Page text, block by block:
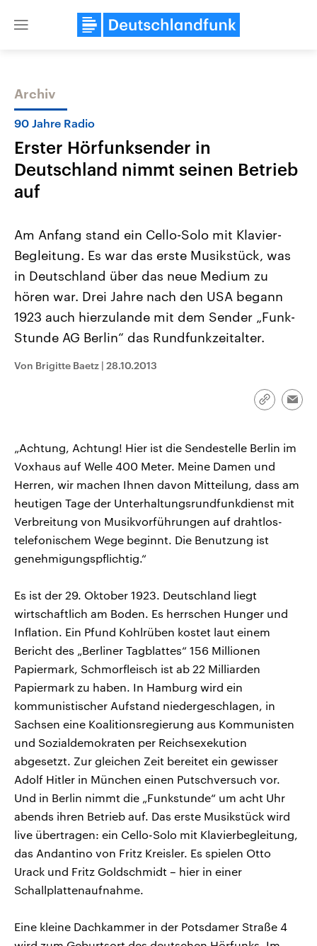
Close
Themen
2026
Alle Informationen
Sachsen-Anhalt wählt am 6.
September 2026 einen neuen
Landtag. Seit 2021 wird das
Bundesland von einer Koalition aus
Umfragen, Prognosen,
und Hintergründe zu den Parteien
und Kandidaten der anstehenden
Aktuelle Beiträge,
Hintergründe
Wirtschaftlich und
gehören die Vereinigten
den mächtigsten Ländern
mit großem Einfluss auf
aktuelle Weltgeschehen.
Archiv
90 Jahre Radio
Erster Hörfunksender in
Deutschland nimmt seinen Betrieb
auf
Am Anfang stand ein Cello-Solo mit Klavier-
Begleitung. Es war das erste Musikstück, was
in Deutschland über das neue Medium zu
hören war. Drei Jahre nach den USA begann
1923 auch hierzulande mit dem Sender „Funk-
Stunde AG Berlin“ das Rundfunkzeitalter.
Von Brigitte Baetz | 28.10.2013
Link
„Achtung, Achtung! Hier ist die Sendestelle Berlin im
Voxhaus auf Welle 400 Meter. Meine Damen und
Herren, wir machen Ihnen davon Mitteilung, dass am
heutigen Tage der Unterhaltungsrundfunkdienst mit
Verbreitung von Musikvorführungen auf drahtlos-
telefonischem Wege beginnt. Die Benutzung ist
genehmigungspflichtig.“
Es ist der 29. Oktober 1923. Deutschland liegt
wirtschaftlich am Boden. Es herrschen Hunger und
Inflation. Ein Pfund Kohlrüben kostet laut einem
Bericht des „Berliner Tagblattes“ 156 Millionen
Papiermark, Schmorfleisch ist ab 22 Milliarden
Papiermark zu haben. In Hamburg wird ein
kommunistischer Aufstand niedergeschlagen, in
Sachsen eine Koalitionsregierung aus Kommunisten
und Sozialdemokraten per Reichsexekution
abgesetzt. Zur gleichen Zeit bereitet ein gewisser
Adolf Hitler in München einen Putschversuch vor.
Und in Berlin nimmt die „Funkstunde“ um acht Uhr
abends ihren Betrieb auf. Das erste Musikstück wird
live übertragen: ein Cello-Solo mit Klavierbegleitung,
das Andantino von Fritz Kreisler. Es spielen Otto
Urack und Fritz Goldschmidt – hier in einer
Schallplattenaufnahme.
Eine kleine Dachkammer in der Potsdamer Straße 4